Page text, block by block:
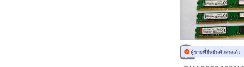
ผู้ขายที่ยืนยันตัวตนแล้ว